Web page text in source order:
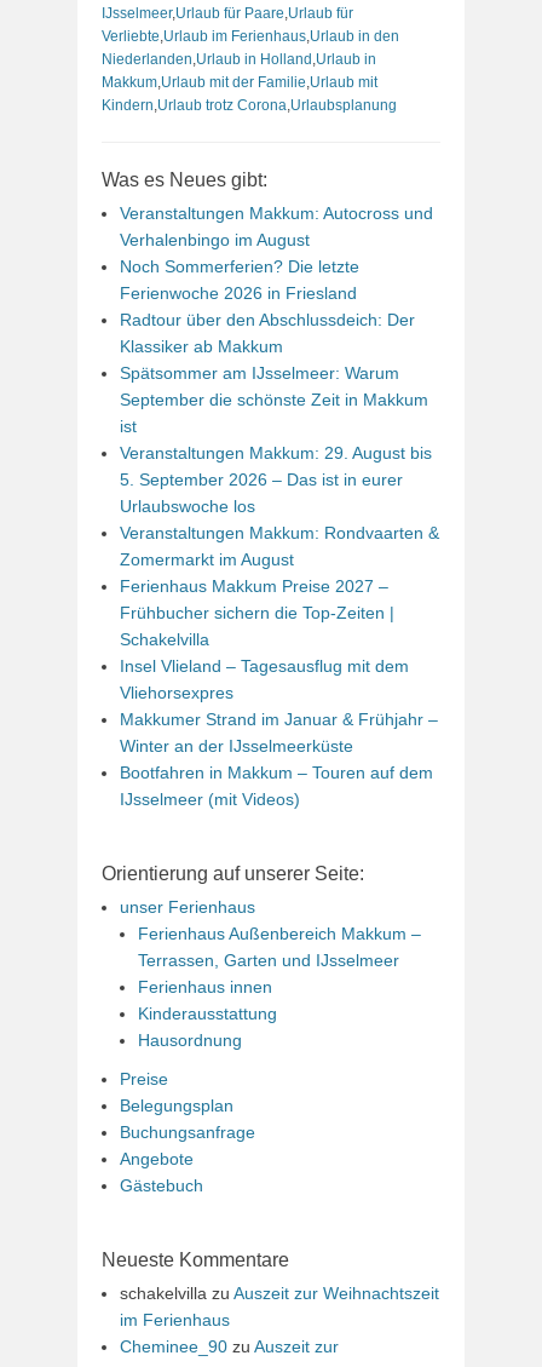
IJsselmeer, Urlaub für Paare Urlaub für
Verliebte Urlaub im Ferienhaus Urlaub in den
Niederlanden Urlaub in Holland Urlaub in
Makkum Urlaub mit der Familie Urlaub mit
Kindern Urlaub trotz Corona Urlaubsplanung
Was es Neues gibt:
Veranstaltungen Makkum: Autocross und
Verhalenbingo im August
Noch Sommerferien? Die letzte
Ferienwoche 2026 in Friesland
Radtour über den Abschlussdeich: Der
Klassiker ab Makkum
Spätsommer am IJsselmeer: Warum
September die schönste Zeit in Makkum
ist
Veranstaltungen Makkum: 29. August bis
5. September 2026 – Das ist in eurer
Urlaubswoche los
Veranstaltungen Makkum: Rondvaarten &
Zomermarkt im August
Ferienhaus Makkum Preise 2027 –
Frühbucher sichern die Top-Zeiten |
Schakelvilla
Insel Vlieland – Tagesausflug mit dem
Vliehorsexpres
Makkumer Strand im Januar & Frühjahr –
Winter an der IJsselmeerküste
Bootfahren in Makkum – Touren auf dem
IJsselmeer (mit Videos)
Orientierung auf unserer Seite:
unser Ferienhaus
Ferienhaus Außenbereich Makkum –
Terrassen, Garten und IJsselmeer
Ferienhaus innen
Kinderausstattung
Hausordnung
Preise
Belegungsplan
Buchungsanfrage
Angebote
Gästebuch
Neueste Kommentare
schakelvilla zu Auszeit zur Weihnachtszeit
im Ferienhaus
Cheminee_90 zu Auszeit zur